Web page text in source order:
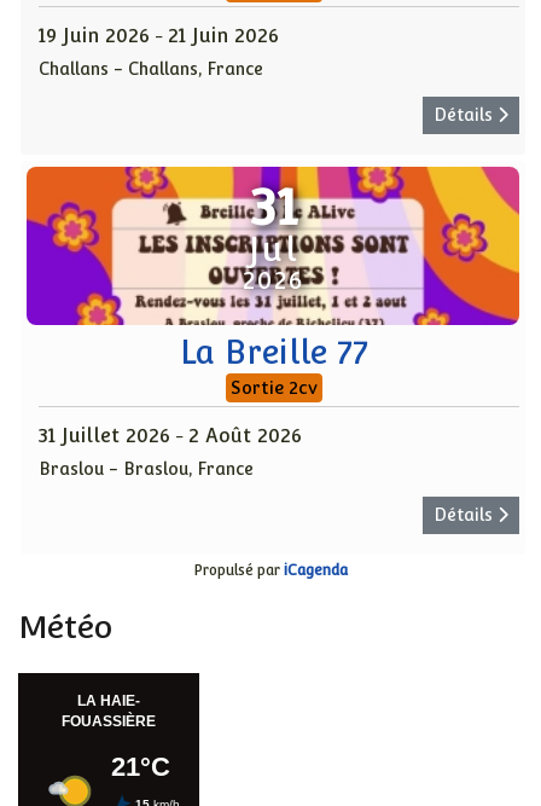
19 Juin 2026 - 21 Juin 2026
Challans - Challans, France
Détails
31
Jul
2026
La Breille 77
Sortie 2cv
31 Juillet 2026 - 2 Août 2026
Braslou - Braslou, France
Détails
Propulsé par iCagenda
Météo